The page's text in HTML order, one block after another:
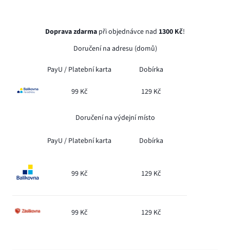
Doprava zdarma při objednávce nad 1300 Kč!
Doručení na adresu (domů)
PayU / Platební karta Dobírka
99 Kč 129 Kč
Doručení na výdejní místo
PayU / Platební karta Dobírka
99 Kč 129 Kč
99 Kč 129 Kč